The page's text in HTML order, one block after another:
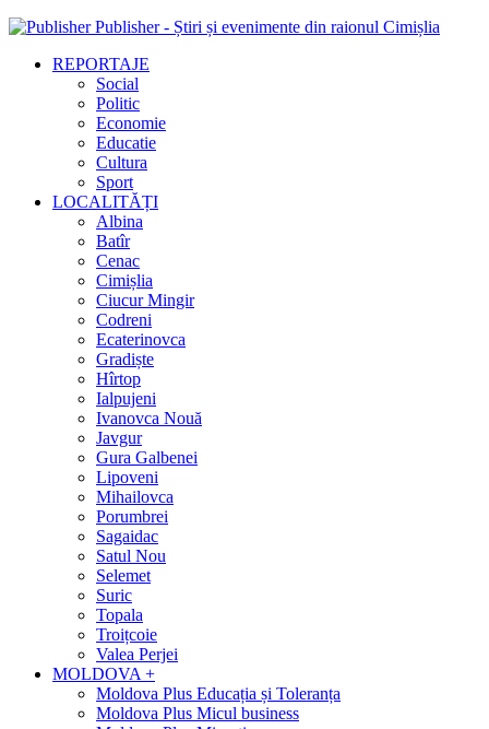
Publisher - Știri și evenimente din raionul Cimișlia
REPORTAJE
Social
Politic
Economie
Educatie
Cultura
Sport
LOCALITĂȚI
Albina
Batîr
Cenac
Cimișlia
Ciucur Mingir
Codreni
Ecaterinovca
Gradiște
Hîrtop
Ialpujeni
Ivanovca Nouă
Javgur
Gura Galbenei
Lipoveni
Mihailovca
Porumbrei
Sagaidac
Satul Nou
Selemet
Suric
Topala
Troițcoie
Valea Perjei
MOLDOVA +
Moldova Plus Educația și Toleranța
Moldova Plus Micul business